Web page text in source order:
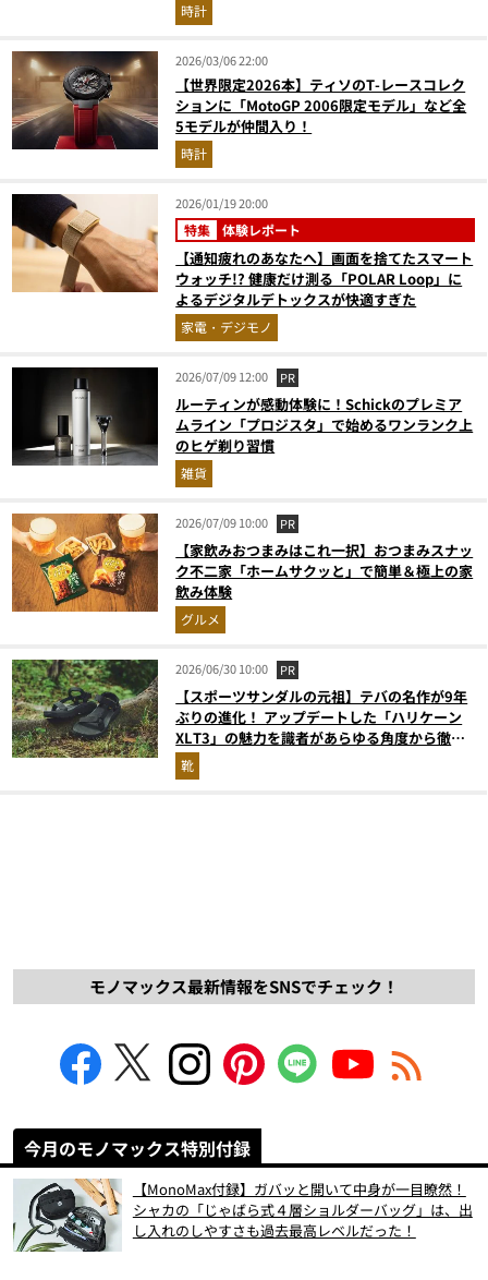
時計
2026/03/06 22:00
【世界限定2026本】ティソのT-レースコレク
ションに「MotoGP 2006限定モデル」など全
5モデルが仲間入り！
時計
2026/01/19 20:00
特集 体験レポート
【通知疲れのあなたへ】画面を捨てたスマート
ウォッチ!? 健康だけ測る「POLAR Loop」に
よるデジタルデトックスが快適すぎた
家電・デジモノ
2026/07/09 12:00 PR
ルーティンが感動体験に！Schickのプレミア
ムライン「プロジスタ」で始めるワンランク上
のヒゲ剃り習慣
雑貨
2026/07/09 10:00 PR
【家飲みおつまみはこれ一択】おつまみスナッ
ク不二家「ホームサクッと」で簡単＆極上の家
飲み体験
グルメ
2026/06/30 10:00 PR
【スポーツサンダルの元祖】テバの名作が9年
ぶりの進化！ アップデートした「ハリケーン
XLT3」の魅力を識者があらゆる角度から徹底
解説！
靴
モノマックス最新情報をSNSでチェック！
今月のモノマックス特別付録
【MonoMax付録】ガバッと開いて中身が一目瞭然！
シャカの「じゃばら式４層ショルダーバッグ」は、出
し入れのしやすさも過去最高レベルだった！